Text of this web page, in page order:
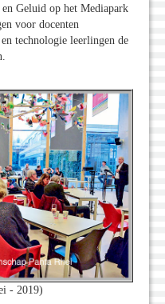
Geluid op het Mediapark
voor docenten
technologie leerlingen de
- 2019)